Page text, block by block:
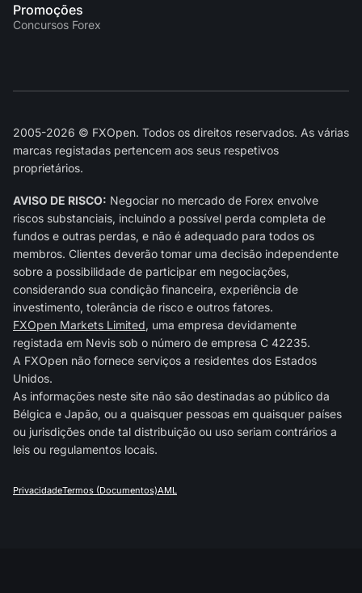
Promoções
Concursos Forex
2005-2026 © FXOpen. Todos os direitos reservados. As várias
marcas registadas pertencem aos seus respetivos
proprietários.
AVISO DE RISCO: Negociar no mercado de Forex envolve
riscos substanciais, incluindo a possível perda completa de
fundos e outras perdas, e não é adequado para todos os
membros. Clientes deverão tomar uma decisão independente
sobre a possibilidade de participar em negociações,
considerando sua condição financeira, experiência de
investimento, tolerância de risco e outros fatores.
FXOpen Markets Limited, uma empresa devidamente
registada em Nevis sob o número de empresa C 42235.
A FXOpen não fornece serviços a residentes dos Estados
Unidos.
As informações neste site não são destinadas ao público da
Bélgica e Japão, ou a quaisquer pessoas em quaisquer países
ou jurisdições onde tal distribuição ou uso seriam contrários a
leis ou regulamentos locais.
PrivacidadeTermos (Documentos)AML